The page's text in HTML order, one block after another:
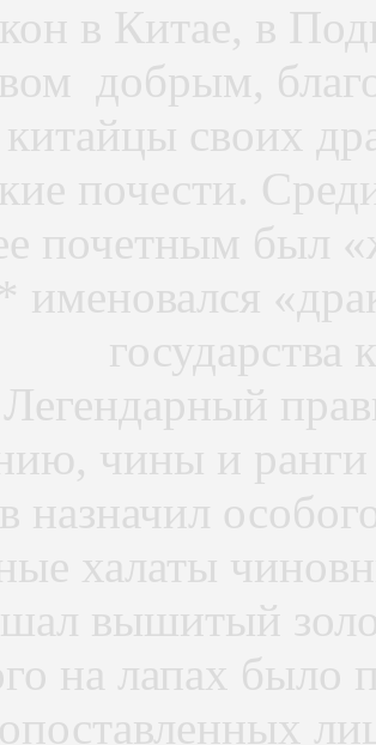
в Китае, в
добрым,
китайцы своих
почести.
почетным был
именовался
государства
чины и
назначил
халаты
вышитый
на лапах было